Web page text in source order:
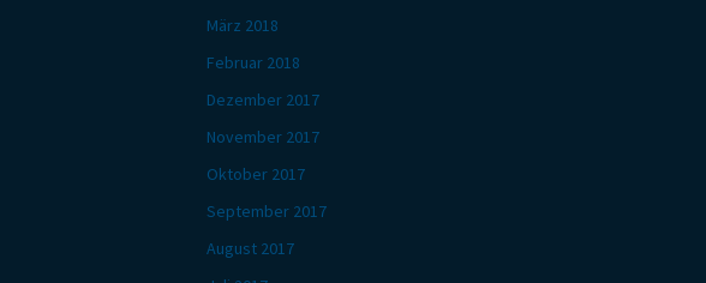
März 2018
Februar 2018
Dezember 2017
November 2017
Oktober 2017
September 2017
August 2017